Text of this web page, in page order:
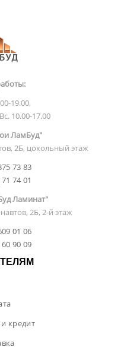
19.00,
10.00-17.00
ЛамБуд"
2Б, цокольный этаж
73 83
74 01
Ламинат"
2Б, 2-й этаж
01 06
90 09
кредит